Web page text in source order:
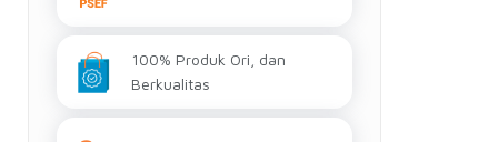
100% Produk Ori, dan
Berkualitas